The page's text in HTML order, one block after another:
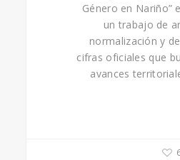
Género en Nariño”
un trabajo de
normalización y
cifras oficiales que
avances